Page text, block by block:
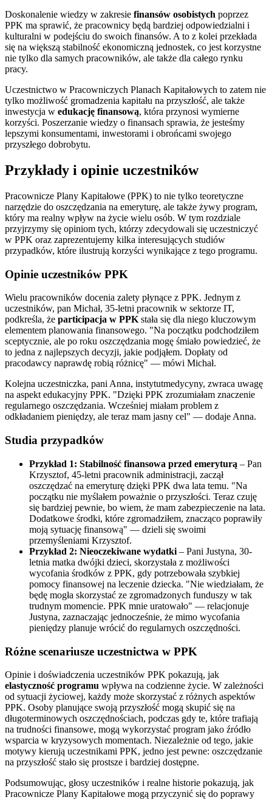
Doskonalenie wiedzy w zakresie finansów osobistych poprzez
PPK ma sprawić, że pracownicy będą bardziej odpowiedzialni i
kulturalni w podejściu do swoich finansów. A to z kolei przekłada
się na większą stabilność ekonomiczną jednostek, co jest korzystne
nie tylko dla samych pracowników, ale także dla całego rynku
pracy.
Uczestnictwo w Pracowniczych Planach Kapitałowych to zatem nie
tylko możliwość gromadzenia kapitału na przyszłość, ale także
inwestycja w edukację finansową, która przynosi wymierne
korzyści. Poszerzanie wiedzy o finansach sprawia, że jesteśmy
lepszymi konsumentami, inwestorami i obrońcami swojego
przyszłego dobrobytu.
Przykłady i opinie uczestników
Pracownicze Plany Kapitałowe (PPK) to nie tylko teoretyczne
narzędzie do oszczędzania na emeryturę, ale także żywy program,
który ma realny wpływ na życie wielu osób. W tym rozdziale
przyjrzymy się opiniom tych, którzy zdecydowali się uczestniczyć
w PPK oraz zaprezentujemy kilka interesujących studiów
przypadków, które ilustrują korzyści wynikające z tego programu.
Opinie uczestników PPK
Wielu pracowników docenia zalety płynące z PPK. Jednym z
uczestników, pan Michał, 35-letni pracownik w sektorze IT,
podkreśla, że participacja w PPKstała się dla niego kluczowym
elementem planowania finansowego. "Na początku podchodziłem
sceptycznie, ale po roku oszczędzania mogę śmiało powiedzieć, że
to jedna z najlepszych decyzji, jakie podjąłem. Dopłaty od
pracodawcy naprawdę robią różnicę" — mówi Michał.
Kolejna uczestniczka, pani Anna, instytutmedycyny, zwraca uwagę
na aspekt edukacyjny PPK. "Dzięki PPK zrozumiałam znaczenie
regularnego oszczędzania. Wcześniej miałam problem z
odkładaniem pieniędzy, ale teraz mam jasny cel" — dodaje Anna.
Studia przypadków
Przykład 1: Stabilność finansowa przed emeryturą – Pan
Krzysztof, 45-letni pracownik administracji, zaczął
oszczędzać na emeryturę dzięki PPK dwa lata temu. "Na
początku nie myślałem poważnie o przyszłości. Teraz czuję
się bardziej pewnie, bo wiem, że mam zabezpieczenie na lata.
Dodatkowe środki, które zgromadziłem, znacząco poprawiły
moją sytuację finansową" — dzieli się swoimi
przemyśleniami Krzysztof.
Przykład 2: Nieoczekiwane wydatki – Pani Justyna, 30-
letnia matka dwójki dzieci, skorzystała z możliwości
wycofania środków z PPK, gdy potrzebowała szybkiej
pomocy finansowej na leczenie dziecka. "Nie wiedziałam, że
będę mogła skorzystać ze zgromadzonych funduszy w tak
trudnym momencie. PPK mnie uratowało" — relacjonuje
Justyna, zaznaczając jednocześnie, że mimo wycofania
pieniędzy planuje wrócić do regularnych oszczędności.
Różne scenariusze uczestnictwa w PPK
Opinie i doświadczenia uczestników PPK pokazują, jak
elastyczność programu wpływa na codzienne życie. W zależności
od sytuacji życiowej, każdy może skorzystać z różnych aspektów
PPK. Osoby planujące swoją przyszłość mogą skupić się na
długoterminowych oszczędnościach, podczas gdy te, które trafiają
na trudności finansowe, mogą wykorzystać program jako źródło
wsparcia w kryzysowych momentach. Niezależnie od tego, jakie
motywy kierują uczestnikami PPK, jedno jest pewne: oszczędzanie
na przyszłość stało się prostsze i bardziej dostępne.
Podsumowując, głosy uczestników i realne historie pokazują, jak
Pracownicze Plany Kapitałowe mogą przyczynić się do poprawy